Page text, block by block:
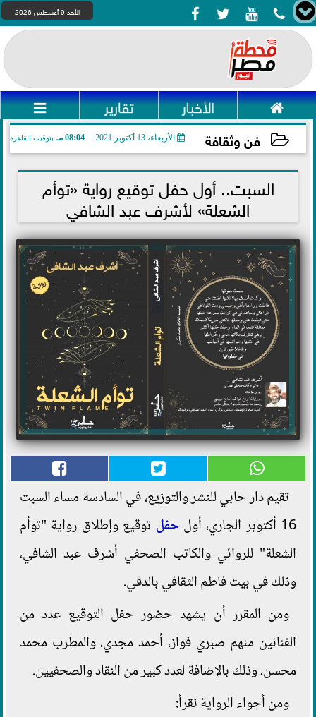
    الأحد 9 أغسطس 2026
 الأخبار تقارير 
فن وثقافة الأربعاء، 13 أكتوبر 2021 08:04 مـ بتوقيت القاهرة
2021-10-13 20:04:41السبت.. أول حفل توقيع رواية «توأم
الشعلة» لأشرف عبد الشافي
تقيم دار حابي للنشر والتوزيع، في السادسة مساء السبت
16 أكتوبر الجاري، أول
حفل توقيع وإطلاق رواية "توأم
الشعلة" للروائي والكاتب الصحفي أشرف عبد الشافي،
وذلك في بيت فاطم الثقافي بالدقي.
ومن المقرر أن يشهد حضور حفل التوقيع عدد من
الفنانين منهم صبري فواز، أحمد مجدي، والمطرب محمد
محسن، وذلك بالإضافة لعدد كبير من النقاد والصحفيين.
ومن أجواء الرواية نقرأ: